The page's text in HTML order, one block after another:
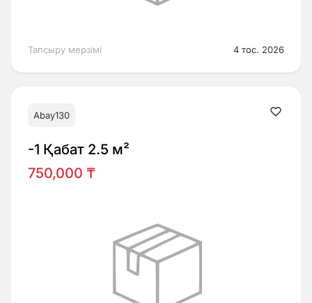
Тапсыру мерзімі 4 тос. 2026
Abay130
-1 Қабат 2.5 м²
750,000 ₸